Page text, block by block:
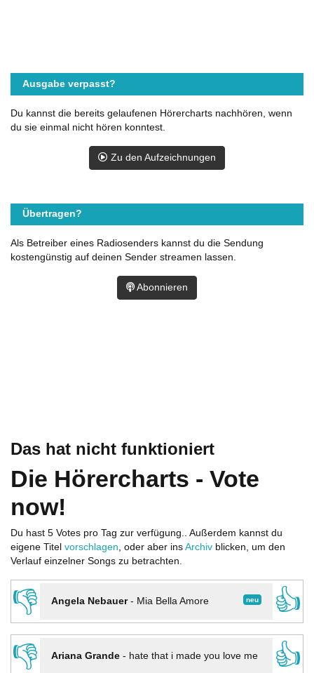
Das hat nicht funktioniert
Die Hörercharts - Vote
now!
Du hast 5 Votes pro Tag zur verfügung.. Außerdem kannst du
eigene Titel vorschlagen, oder aber ins Archiv blicken, um den
Verlauf einzelner Songs zu betrachten.
👎 neu
Angela Nebauer- Mia Bella Amore
👍
👎
Ariana Grande- hate that i made you love me
👍
Ausgabe verpasst?
Du kannst die bereits gelaufenen Hörercharts nachhören, wenn
du sie einmal nicht hören konntest.
Zu den Aufzeichnungen
Übertragen?
Als Betreiber eines Radiosenders kannst du die Sendung
kostengünstig auf deinen Sender streamen lassen.
Abonnieren